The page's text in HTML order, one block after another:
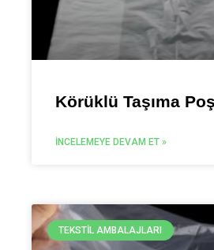
Körüklü Taşıma
İNCELEMEYE DEVAM ET »
TEKSTIL AMBALAJLARI